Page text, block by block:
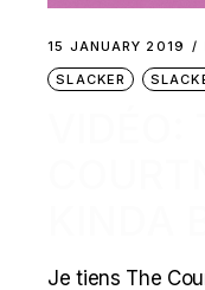
15 JANUARY 2019
SLACKER
Je tiens The